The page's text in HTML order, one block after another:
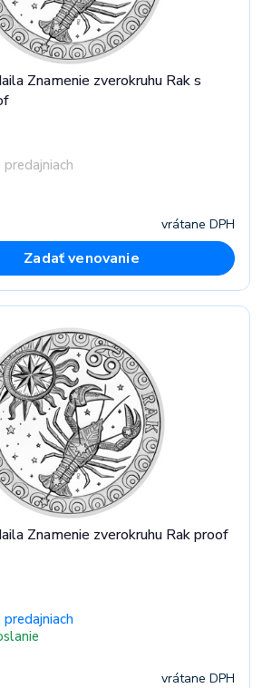
Znamenie zverokruhu Rak s
vrátane DPH
Zadať venovanie
Znamenie zverokruhu Rak proof
vrátane DPH